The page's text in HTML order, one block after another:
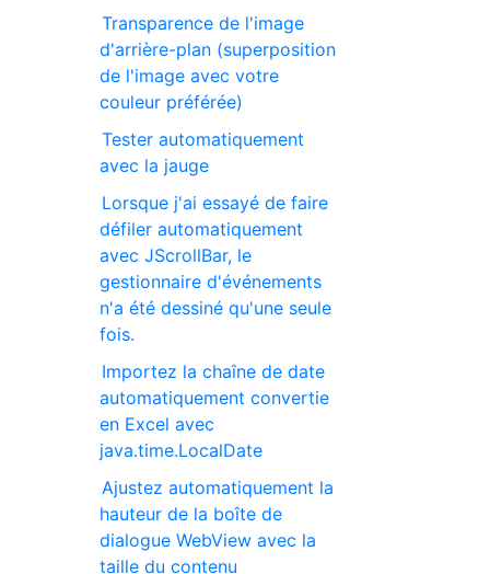
Transparence de l'image
d'arrière-plan (superposition
de l'image avec votre
couleur préférée)
Tester automatiquement
avec la jauge
Lorsque j'ai essayé de faire
défiler automatiquement
avec JScrollBar, le
gestionnaire d'événements
n'a été dessiné qu'une seule
fois.
Importez la chaîne de date
automatiquement convertie
en Excel avec
java.time.LocalDate
Ajustez automatiquement la
hauteur de la boîte de
dialogue WebView avec la
taille du contenu